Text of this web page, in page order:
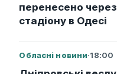
перенесено
стадіону в Одесі
Обласні новини·18:00